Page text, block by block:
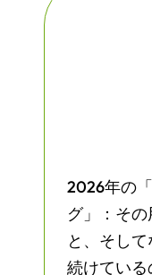
2026年の
グ」：そ
と、そし
続けている